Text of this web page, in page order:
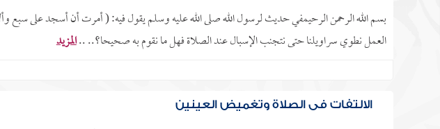
بسم الله الرحمن الرحيمفي حديث لرسول الله صلى الله عليه وسلم يقول فيه: ( أمرت أن أسجد على سبع
العمل نطوي سراويلنا حتى نتجنب الإسبال عند الصلاة فهل ما نقوم به صحيحا؟.. ..المزيد
الالتفات في الصلاة وتغميض العينين